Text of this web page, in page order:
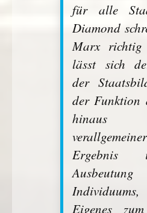
für alle
Diamond
Marx richtig
lässt sich
der
der Funktion
hinaus
Eigenes